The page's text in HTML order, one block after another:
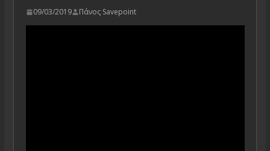
09/03/2019 Πάνος Savepoint